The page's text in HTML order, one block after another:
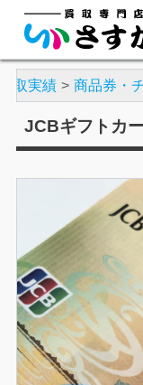
買取実績 商品券・
JCBギフトカ